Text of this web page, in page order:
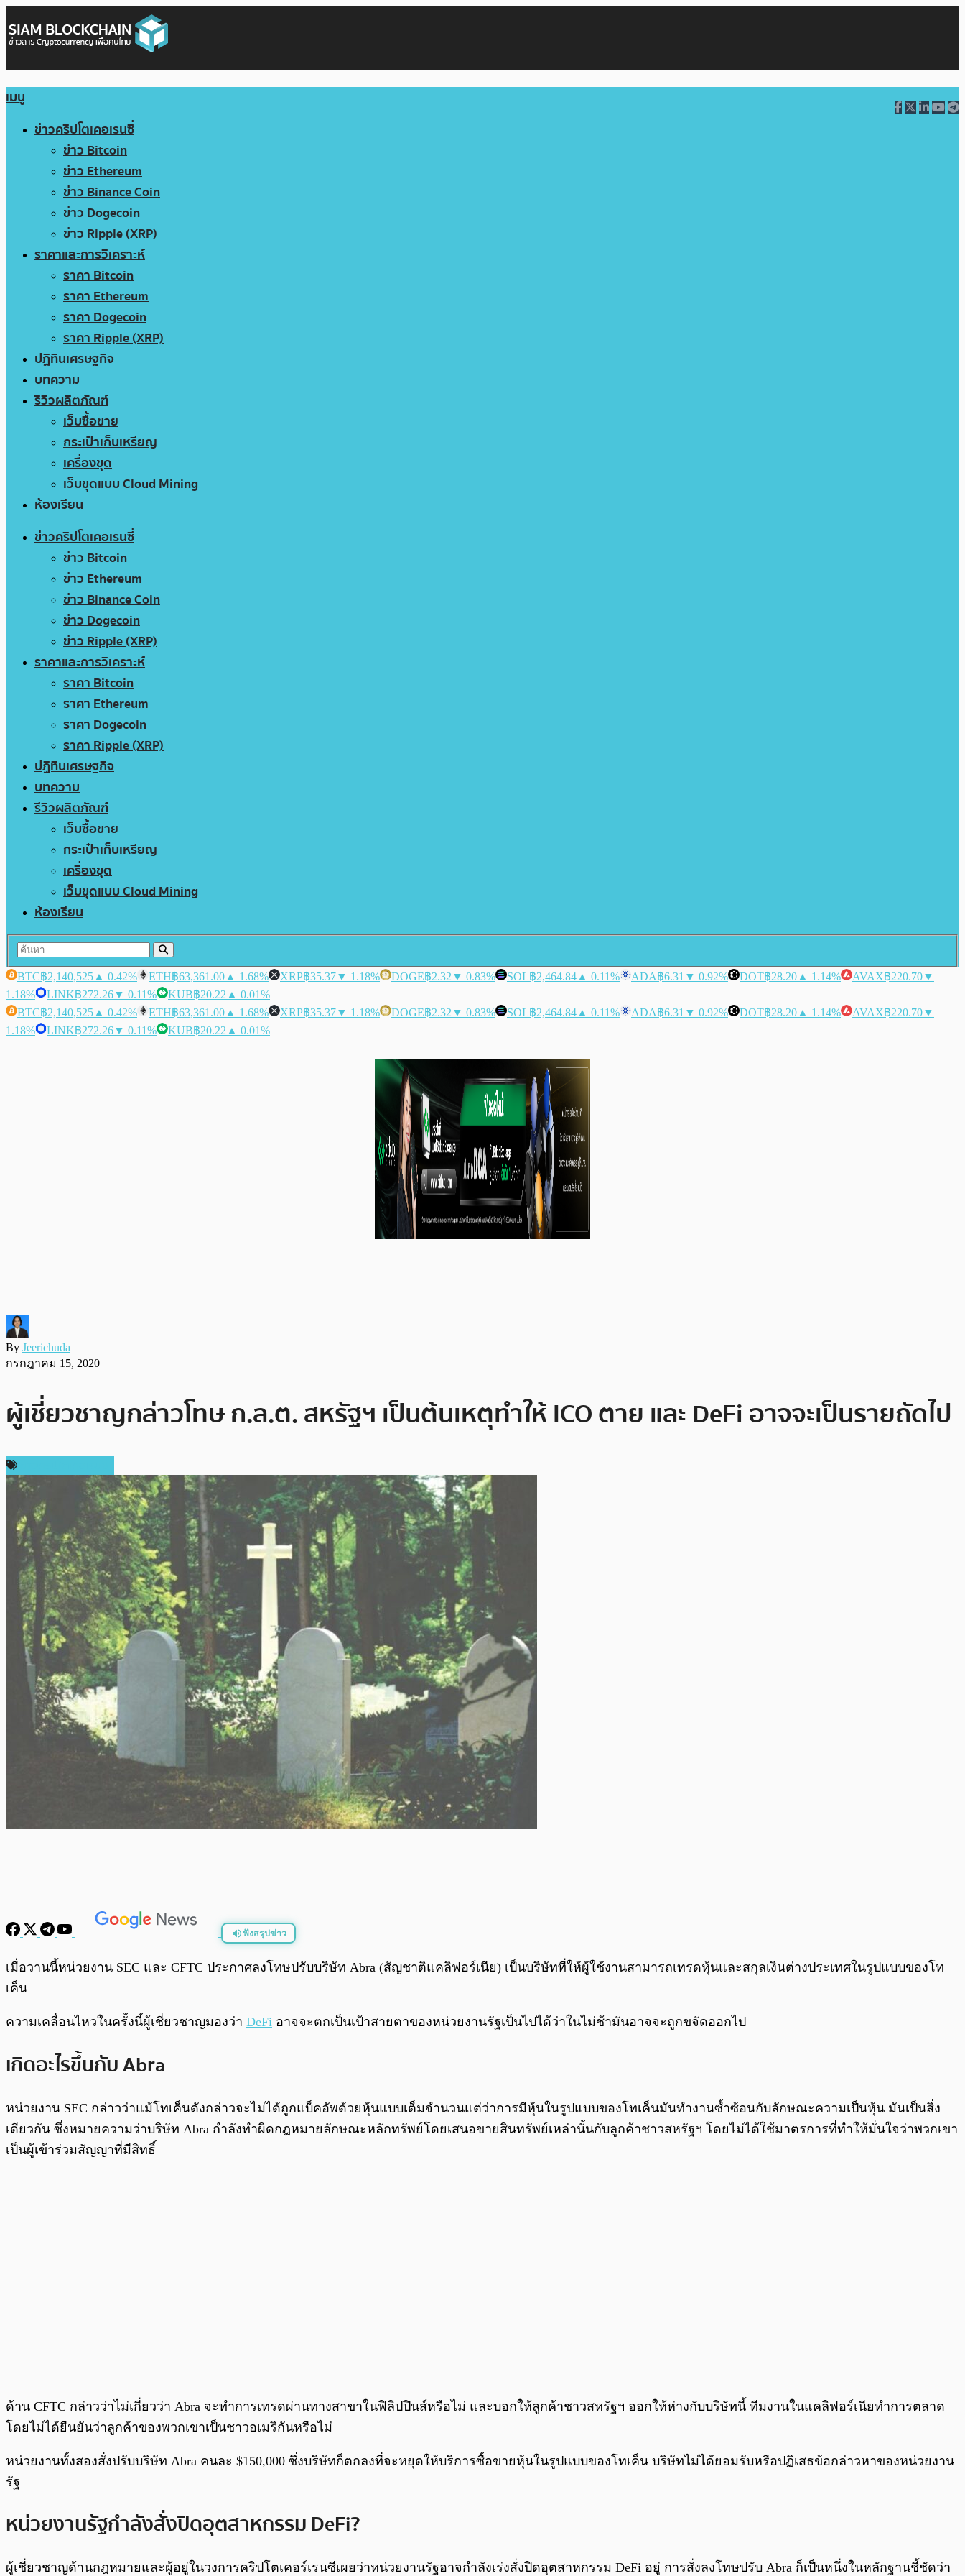
เมนู
ข่าวคริปโตเคอเรนซี่
ข่าว Bitcoin
ข่าว Ethereum
ข่าว Binance Coin
ข่าว Dogecoin
ข่าว Ripple (XRP)
ราคาและการวิเคราะห์
ราคา Bitcoin
ราคา Ethereum
ราคา Dogecoin
ราคา Ripple (XRP)
ปฏิทินเศรษฐกิจ
บทความ
รีวิวผลิตภัณฑ์
เว็บซื้อขาย
กระเป๋าเก็บเหรียญ
เครื่องขุด
เว็บขุดแบบ Cloud Mining
ห้องเรียน
ข่าวคริปโตเคอเรนซี่
ข่าว Bitcoin
ข่าว Ethereum
ข่าว Binance Coin
ข่าว Dogecoin
ข่าว Ripple (XRP)
ราคาและการวิเคราะห์
ราคา Bitcoin
ราคา Ethereum
ราคา Dogecoin
ราคา Ripple (XRP)
ปฏิทินเศรษฐกิจ
บทความ
รีวิวผลิตภัณฑ์
เว็บซื้อขาย
กระเป๋าเก็บเหรียญ
เครื่องขุด
เว็บขุดแบบ Cloud Mining
ห้องเรียน
BTC฿2,140,525 ▲ 0.42% ETH฿63,361.00 ▲ 1.68% XRP฿35.37▼ 1.18% DOGE฿2.32 ▼ 0.83% SOL฿2,464.84 ▲ 0.11% ADA฿6.31 ▼ 0.92% DOT฿28.20 ▲ 1.14% AVAX฿220.70▼
1.18%
LINK฿272.26▼ 0.11% KUB฿20.22 ▲ 0.01%
BTC฿2,140,525 ▲ 0.42% ETH฿63,361.00 ▲ 1.68% XRP฿35.37▼ 1.18% DOGE฿2.32 ▼ 0.83% SOL฿2,464.84 ▲ 0.11% ADA฿6.31 ▼ 0.92% DOT฿28.20 ▲ 1.14% AVAX฿220.70▼
1.18%
LINK฿272.26▼ 0.11% KUB฿20.22 ▲ 0.01%
By Jeerichuda
กรกฎาคม 15, 2020
ผู้เชี่ยวชาญกล่าวโทษ ก.ล.ต. สหรัฐฯ เป็นต้นเหตุทำให้ ICO ตาย และ DeFi อาจจะเป็นรายถัดไป
ฟังสรุปข่าว
พร้อมเล่น /
เมื่อวานนี้หน่วยงาน SEC และ CFTC ประกาศลงโทษปรับบริษัท Abra (สัญชาติแคลิฟอร์เนีย) เป็นบริษัทที่ให้ผู้ใช้งานสามารถเทรดหุ้นและสกุลเงินต่างประเทศในรูปแบบของโท
เค็น
ความเคลื่อนไหวในครั้งนี้ผู้เชี่ยวชาญมองว่า DeFi อาจจะตกเป็นเป้าสายตาของหน่วยงานรัฐเป็นไปได้ว่าในไม่ช้ามันอาจจะถูกขจัดออกไป
เกิดอะไรขึ้นกับ Abra
หน่วยงาน SEC กล่าวว่าแม้โทเค็นดังกล่าวจะไม่ได้ถูกแบ็คอัพด้วยหุ้นแบบเต็มจำนวนแต่ว่าการมีหุ้นในรูปแบบของโทเค็นมันทำงานซ้ำซ้อนกับลักษณะความเป็นหุ้น มันเป็นสิ่ง
เดียวกัน ซึ่งหมายความว่าบริษัท Abra กำลังทำผิดกฎหมายลักษณะหลักทรัพย์โดยเสนอขายสินทรัพย์เหล่านั้นกับลูกค้าชาวสหรัฐฯ​ โดยไม่ได้ใช้มาตรการที่ทำให้มั่นใจว่าพวกเขา
เป็นผู้เข้าร่วมสัญญาที่มีสิทธิ์
ด้าน CFTC กล่าวว่าไม่เกี่ยวว่า Abra จะทำการเทรดผ่านทางสาขาในฟิลิปปินส์หรือไม่ และบอกให้ลูกค้าชาวสหรัฐฯ ออกให้ห่างกับบริษัทนี้ ทีมงานในแคลิฟอร์เนียทำการตลาด
โดยไม่ได้ยืนยันว่าลูกค้าของพวกเขาเป็นชาวอเมริกันหรือไม่
หน่วยงานทั้งสองสั่งปรับบริษัท Abra คนละ $150,000 ซึ่งบริษัทก็ตกลงที่จะหยุดให้บริการซื้อขายหุ้นในรูปแบบของโทเค็น บริษัทไม่ได้ยอมรับหรือปฏิเสธข้อกล่าวหาของหน่วยงาน
รัฐ
หน่วยงานรัฐกำลังสั่งปิดอุตสาหกรรม DeFi?
ผู้เชี่ยวชาญด้านกฎหมายและผู้อยู่ในวงการคริปโตเคอร์เรนซีเผยว่าหน่วยงานรัฐอาจกำลังเร่งสั่งปิดอุตสาหกรรม DeFi อยู่ การสั่งลงโทษปรับ Abra ก็เป็นหนึ่งในหลักฐานชี้ชัดว่า